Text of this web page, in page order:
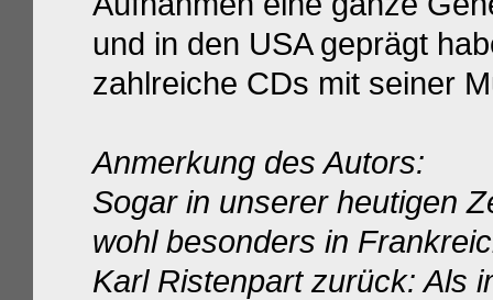
und in den USA geprägt
zahlreiche CDs mit seiner
Anmerkung des Autors:
Sogar in unserer heutigen
wohl besonders in
Karl Ristenpart zurück: Als